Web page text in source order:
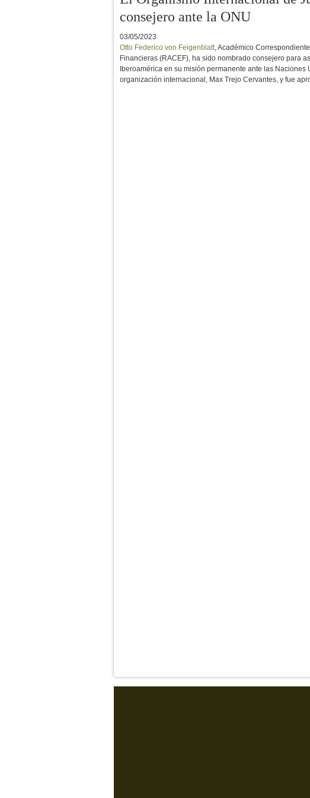
consejero ante la ONU
03/05/2023
Otto Federico von Feigenblatt , Académico
Financieras (RACEF), ha sido nombrado consejero para
Iberoamérica en su misión permanente ante las
organización internacional, Max Trejo Cervantes, y fue